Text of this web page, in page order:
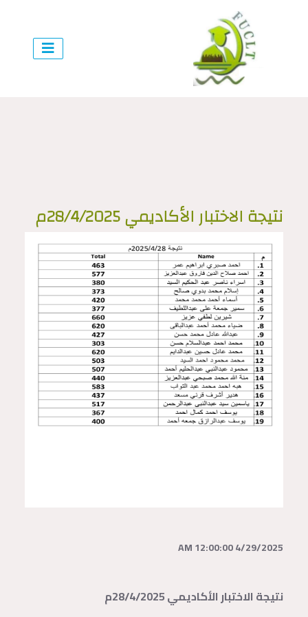
نتيجة الاختبار الأكاديمي 28/4/2025م
4/29/2025 12:00:00 AM
نتيجة الاختبار الأكاديمي 28/4/2025م